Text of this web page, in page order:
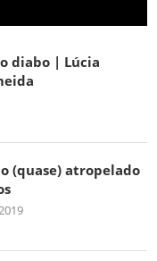
diabo | Lúcia
(quase) atropelado